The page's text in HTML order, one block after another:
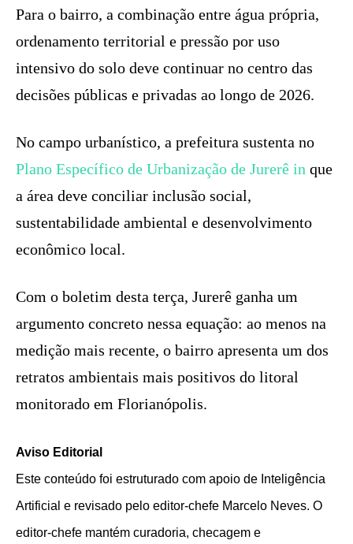
Para o bairro, a combinação entre água própria,
ordenamento territorial e pressão por uso
intensivo do solo deve continuar no centro das
decisões públicas e privadas ao longo de 2026.
No campo urbanístico, a prefeitura sustenta no
Plano Específico de Urbanização de Jurerê in que
a área deve conciliar inclusão social,
sustentabilidade ambiental e desenvolvimento
econômico local.
Com o boletim desta terça, Jurerê ganha um
argumento concreto nessa equação: ao menos na
medição mais recente, o bairro apresenta um dos
retratos ambientais mais positivos do litoral
monitorado em Florianópolis.
Aviso Editorial
Este conteúdo foi estruturado com apoio de Inteligência
Artificial e revisado pelo editor-chefe Marcelo Neves. O
editor-chefe mantém curadoria, checagem e